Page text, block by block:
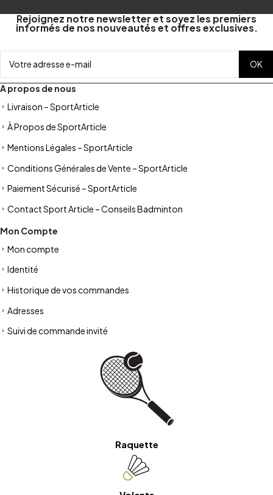
Rejoignez notre newsletter et soyez les premiers
informés de nos nouveautés et offres exclusives.
A propos de nous
Livraison – SportArticle
À Propos de SportArticle
Mentions Légales – SportArticle
Conditions Générales de Vente – SportArticle
Paiement Sécurisé – SportArticle
Contact Sport Article – Conseils Badminton
Mon Compte
Mon compte
Identité
Historique de vos commandes
Adresses
Suivi de commande invité
Raquette